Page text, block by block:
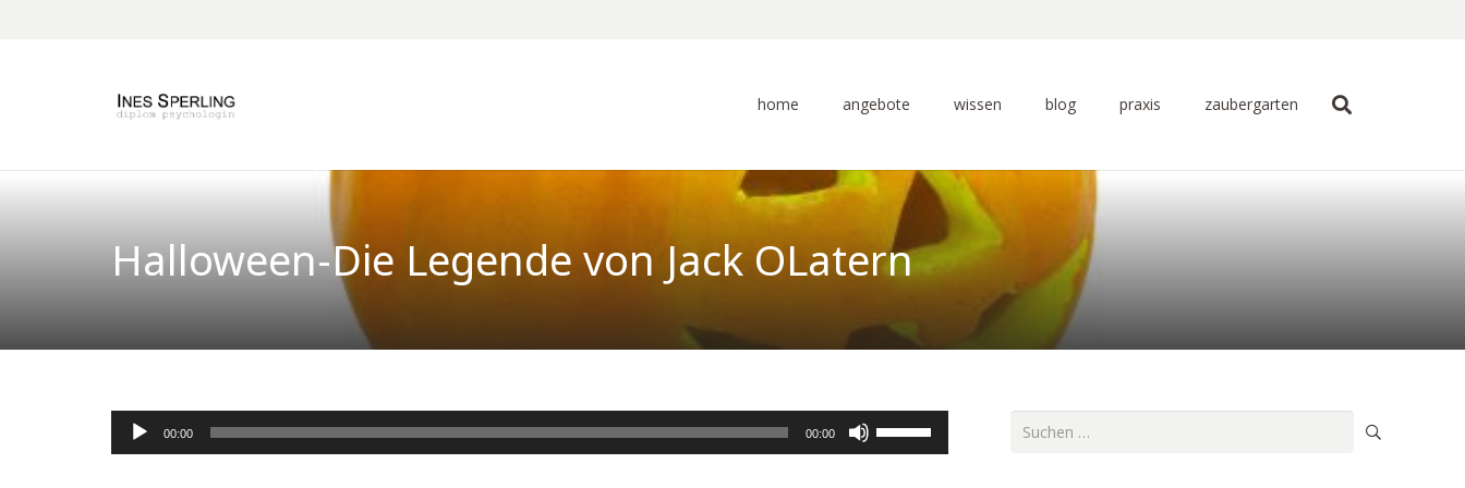
home angebote wissen blog praxis zaubergarten
Halloween-Die Legende von Jack OLatern
Audio-
00:00 00:00
Suchen